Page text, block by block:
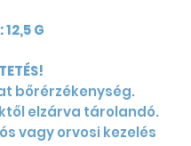
12,5 G
bőrérzékenység.
elzárva tárolandó.
vagy orvosi kezelés